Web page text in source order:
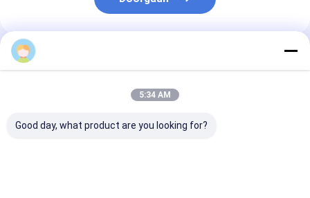
Geadviseerde Producten
5:34 AM
Good day, what product are you looking for?